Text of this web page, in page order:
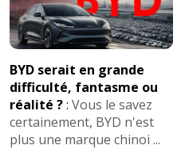
BYD serait en grande
difficulté, fantasme ou
réalité ?: Vous le savez
certainement, BYD n'est
plus une marque chinoi ...